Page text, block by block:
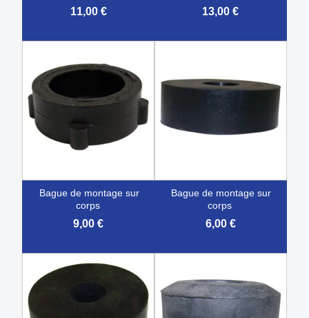
11,00 € 13,00 €
bague de montage sur
corps
9,00 €
bague de montage sur
corps
6,00 €